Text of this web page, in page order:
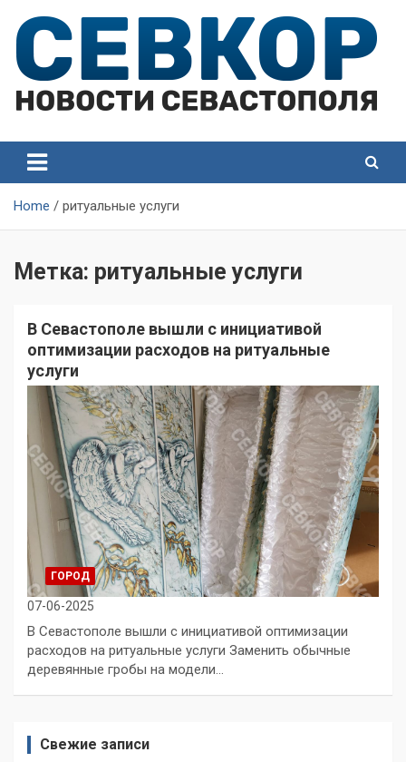
content
Севастополя
Севастополя
Home ритуальные услуги
Метка: ритуальные услуги
В Севастополе вышли с инициативой
оптимизации расходов на ритуальные
услуги
ГОРОД
07-06-2025
В Севастополе вышли с инициативой оптимизации
расходов на ритуальные услуги Заменить обычные
деревянные гробы на модели…
Свежие записи